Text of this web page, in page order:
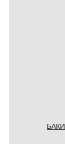
БАКИ